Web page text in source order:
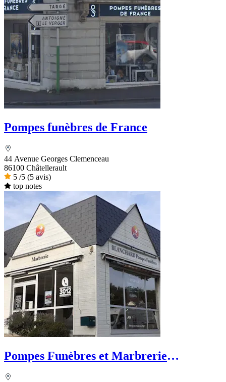
Pompes funèbres de France
44 Avenue Georges Clemenceau
86100 Châtellerault
5 /5 (5 avis)
top notes
Pompes Funèbres et Marbrerie